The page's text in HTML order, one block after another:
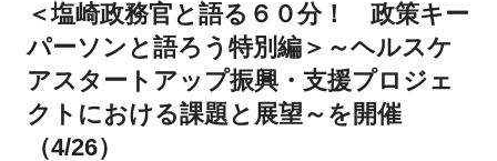
施設ご予約
お問い合わせ
＜塩崎政務官と語る６０分！ 政策キー
パーソンと語ろう特別編＞～ヘルスケ
アスタートアップ振興・支援プロジェ
クトにおける課題と展望～を開催
（4/26）